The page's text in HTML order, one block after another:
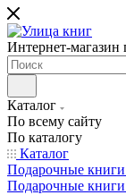
Интернет-
Каталог
По всему сайту
По каталогу
Каталог
Подарочные
Подарочные